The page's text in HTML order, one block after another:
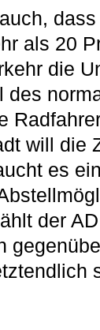
als 20
die
des
will die
es
der